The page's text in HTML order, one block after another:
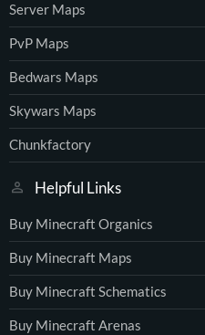
Server Maps
PvP Maps
Bedwars Maps
Skywars Maps
Chunkfactory
Helpful Links
Buy Minecraft Organics
Buy Minecraft Maps
Buy Minecraft Schematics
Buy Minecraft Arenas